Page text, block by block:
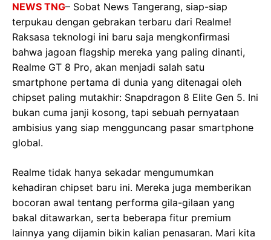
NEWS TNG– Sobat News Tangerang, siap-siap
terpukau dengan gebrakan terbaru dari Realme!
Raksasa teknologi ini baru saja mengkonfirmasi
bahwa jagoan flagship mereka yang paling dinanti,
Realme GT 8 Pro, akan menjadi salah satu
smartphone pertama di dunia yang ditenagai oleh
chipset paling mutakhir: Snapdragon 8 Elite Gen 5. Ini
bukan cuma janji kosong, tapi sebuah pernyataan
ambisius yang siap mengguncang pasar smartphone
global.
Realme tidak hanya sekadar mengumumkan
kehadiran chipset baru ini. Mereka juga memberikan
bocoran awal tentang performa gila-gilaan yang
bakal ditawarkan, serta beberapa fitur premium
lainnya yang dijamin bikin kalian penasaran. Mari kita